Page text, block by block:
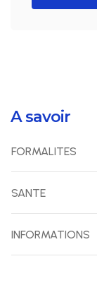
A savoir
FORMALITES
SANTE
INFORMATIONS